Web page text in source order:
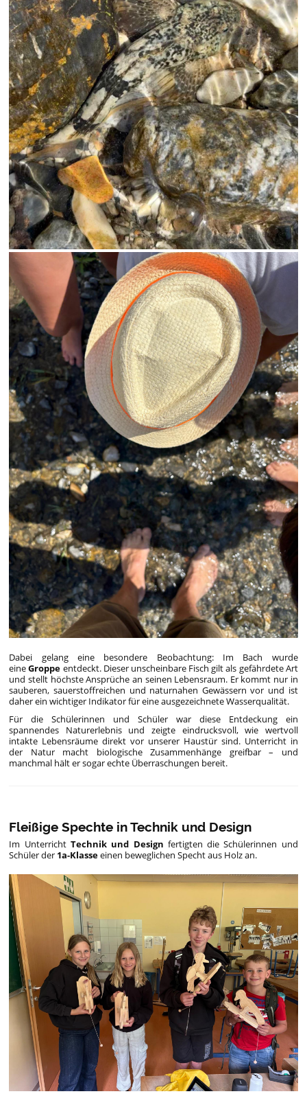
Dabei gelang eine besondere Beobachtung: Im Bach wurde
eineGroppe entdeckt. Dieser unscheinbare Fisch gilt als gefährdete Art
und stellt höchste Ansprüche an seinen Lebensraum. Er kommt nur in
sauberen, sauerstoffreichen und naturnahen Gewässern vor und ist
daher ein wichtiger Indikator für eine ausgezeichnete Wasserqualität.
Für die Schülerinnen und Schüler war diese Entdeckung ein
spannendes Naturerlebnis und zeigte eindrucksvoll, wie wertvoll
intakte Lebensräume direkt vor unserer Haustür sind. Unterricht in
der Natur macht biologische Zusammenhänge greifbar – und
manchmal hält er sogar echte Überraschungen bereit.
Fleißige Spechte in Technik und Design
Im Unterricht Technik und Design fertigten die Schülerinnen und
Schüler der 1a-Klasseeinen beweglichen Specht aus Holz an.